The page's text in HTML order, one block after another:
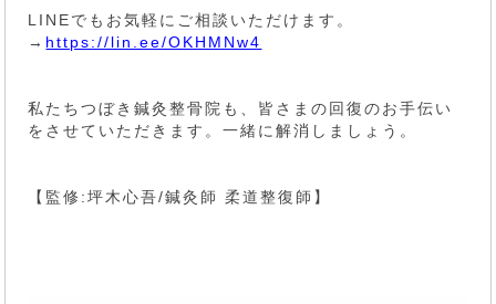
LINEでもお気軽にご相談いただけます。
→ https://lin.ee/OKHMNw4
私たちつぼき鍼灸整骨院も、皆さまの回復のお手伝い
をさせていただきます。一緒に解消しましょう。
【監修:坪木心吾/鍼灸師 柔道整復師】